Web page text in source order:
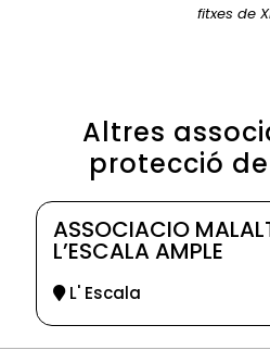
fitxes de
Altres
protecció
ASSOCIACIO
L’ESCALA AMPLE
L' Escala